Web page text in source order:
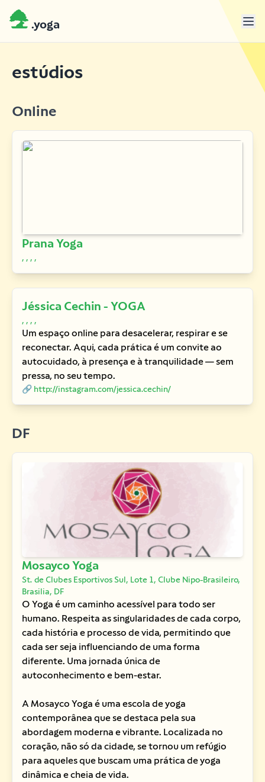
.yoga
estúdios
Online
Prana Yoga
, , , ,
Jéssica Cechin - YOGA
, , , ,
Um espaço online para desacelerar, respirar e se
reconectar. Aqui, cada prática é um convite ao
autocuidado, à presença e à tranquilidade — sem
pressa, no seu tempo.
🔗 http://instagram.com/jessica.cechin/
DF
Mosayco Yoga
St. de Clubes Esportivos Sul, Lote 1, Clube Nipo-Brasileiro,
Brasilia, DF
O Yoga é um caminho acessível para todo ser
humano. Respeita as singularidades de cada corpo,
cada história e processo de vida, permitindo que
cada ser seja influenciando de uma forma
diferente. Uma jornada única de
autoconhecimento e bem-estar.
A Mosayco Yoga é uma escola de yoga
contemporânea que se destaca pela sua
abordagem moderna e vibrante. Localizada no
coração, não só da cidade, se tornou um refúgio
para aqueles que buscam uma prática de yoga
dinâmica e cheia de vida.